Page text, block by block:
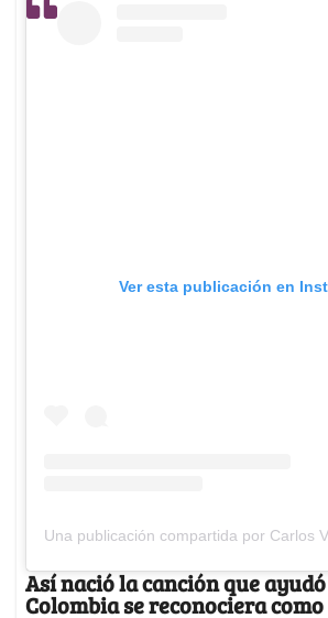
Ver esta publicación en
Una publicación compartida por Carlos
Así nació la canción que
Colombia se reconociera